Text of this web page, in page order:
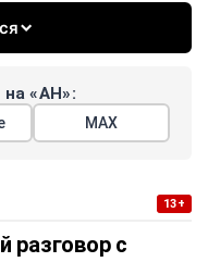
«АН»:
МАХ
13+
разговор с